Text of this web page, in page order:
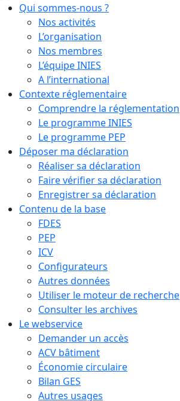
Qui sommes-nous ?
Nos activités
L’organisation
Nos membres
L’équipe INIES
A l’international
Contexte réglementaire
Comprendre la réglementation
Le programme INIES
Le programme PEP
Déposer ma déclaration
Réaliser sa déclaration
Faire vérifier sa déclaration
Enregistrer sa déclaration
Contenu de la base
FDES
PEP
ICV
Configurateurs
Autres données
Utiliser le moteur de recherche
Consulter les archives
Le webservice
Demander un accès
ACV bâtiment
Économie circulaire
Bilan GES
Autres usages